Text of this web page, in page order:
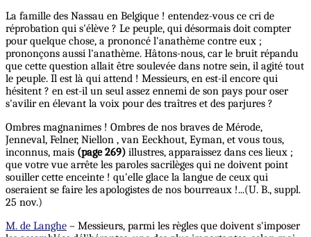
La famille des Nassau en Belgique ! entendez-vous ce cri de
réprobation qui s'élève ? Le peuple, qui désormais doit compter
pour quelque chose, a prononcé l'anathème contre eux ;
prononçons aussi l'anathème. Hâtons-nous, car le bruit répandu
que cette question allait être soulevée dans notre sein, il agité tout
le peuple. Il est là qui attend ! Messieurs, en est-il encore qui
hésitent ? en est-il un seul assez ennemi de son pays pour oser
s'avilir en élevant la voix pour des traîtres et des parjures ?
Ombres magnanimes ! Ombres de nos braves de Mérode,
Jenneval, Felner, Niellon , van Eeckhout, Eyman, et vous tous,
inconnus, mais (page 269) illustres, apparaissez dans ces lieux ;
que votre vue arrête les paroles sacrilèges qui ne doivent point
souiller cette enceinte ! qu'elle glace la langue de ceux qui
oseraient se faire les apologistes de nos bourreaux !...(U. B., suppl.
25 nov.)
M. de Langhe – Messieurs, parmi les règles que doivent s'imposer